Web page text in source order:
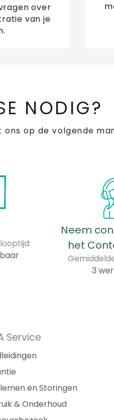
over
van je
NODIG?
op de volgende
Neem
het
3
Service
en Storingen
& Onderhoud